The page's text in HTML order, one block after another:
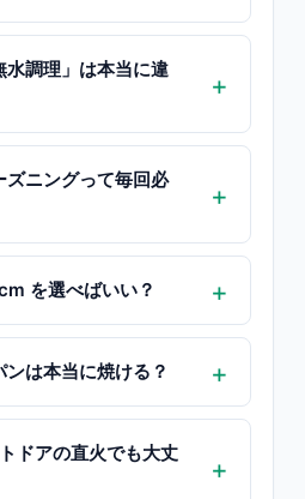
調理」は本当に違
ニングって毎回必
を選べばいい？
は本当に焼ける？
ドアの直火でも大丈